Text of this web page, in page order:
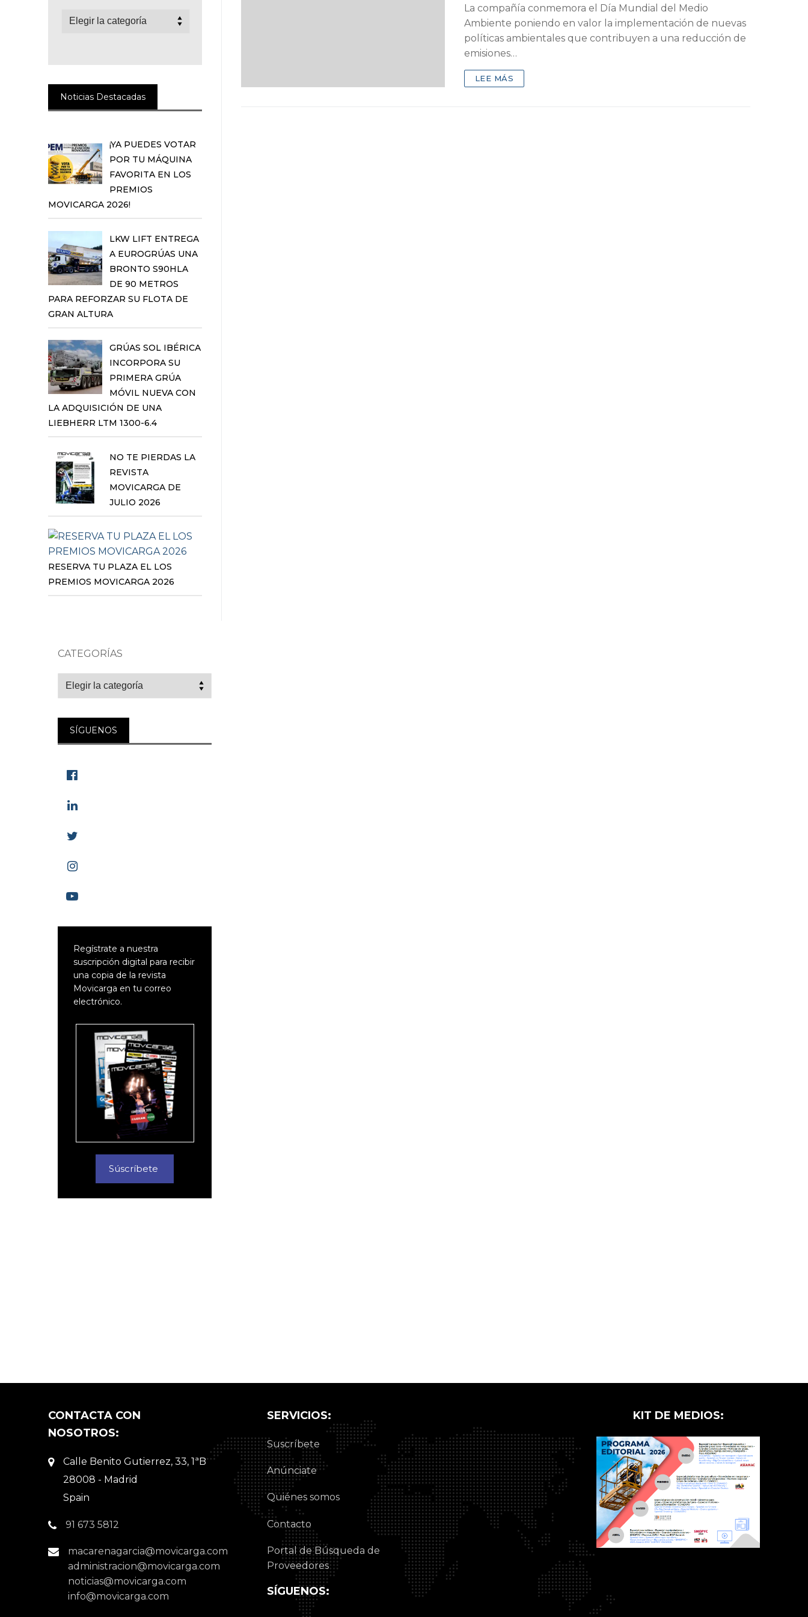
La compañía conmemora el Día Mundial del Medio
Ambiente poniendo en valor la implementación de nuevas
políticas ambientales que contribuyen a una reducción de
emisiones…
LEE MÁS
CATEGORÍAS
Categorías
SÍGUENOS
Regístrate a nuestra
suscripción digital para recibir
una copia de la revista
Movicarga en tu correo
electrónico.
Súscríbete
Categorías
Noticias Destacadas
¡YA PUEDES VOTAR
POR TU MÁQUINA
FAVORITA EN LOS
PREMIOS
MOVICARGA 2026!
LKW LIFT ENTREGA
A EUROGRÚAS UNA
BRONTO S90HLA
DE 90 METROS
PARA REFORZAR SU FLOTA DE
GRAN ALTURA
GRÚAS SOL IBÉRICA
INCORPORA SU
PRIMERA GRÚA
MÓVIL NUEVA CON
LA ADQUISICIÓN DE UNA
LIEBHERR LTM 1300-6.4
NO TE PIERDAS LA
REVISTA
MOVICARGA DE
JULIO 2026
RESERVA TU PLAZA EL LOS
PREMIOS MOVICARGA 2026
CONTACTA CON
NOSOTROS:
Calle Benito Gutierrez, 33, 1ªB
28008 - Madrid
Spain
91 673 5812
macarenagarcia@movicarga.com
administracion@movicarga.com
noticias@movicarga.com
info@movicarga.com
SERVICIOS:
Suscríbete
Anúnciate
Quiénes somos
Contacto
Portal de Búsqueda de
Proveedores
SÍGUENOS:
KIT DE MEDIOS: